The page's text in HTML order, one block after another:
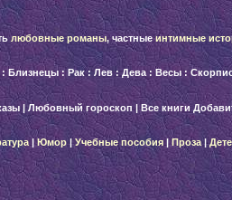
любовные романы, частныеинтимные
: Близнецы: Рак: Лев: Дева: Весы:
|Любовный гороскоп |Все книги
| Юмор|Учебные пособия| Проза|